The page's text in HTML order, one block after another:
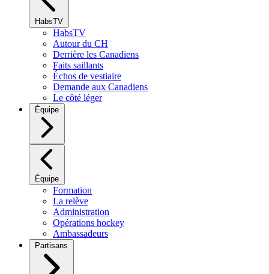
HabsTV
HabsTV
Autour du CH
Derrière les Canadiens
Faits saillants
Échos de vestiaire
Demande aux Canadiens
Le côté léger
Équipe
Équipe
Formation
La relève
Administration
Opérations hockey
Ambassadeurs
Partisans